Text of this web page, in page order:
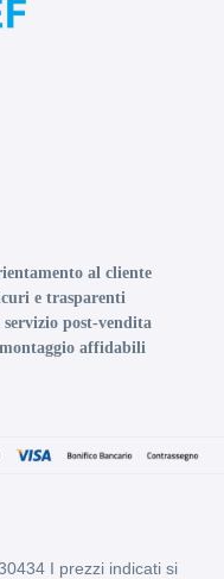
al cliente
e trasparenti
servizio post-vendita
affidabili
I prezzi indicati si